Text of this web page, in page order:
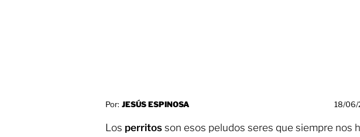
Por: JESÚS ESPINOSA 18/06/
Los perritos son esos peludos seres que siempre nos